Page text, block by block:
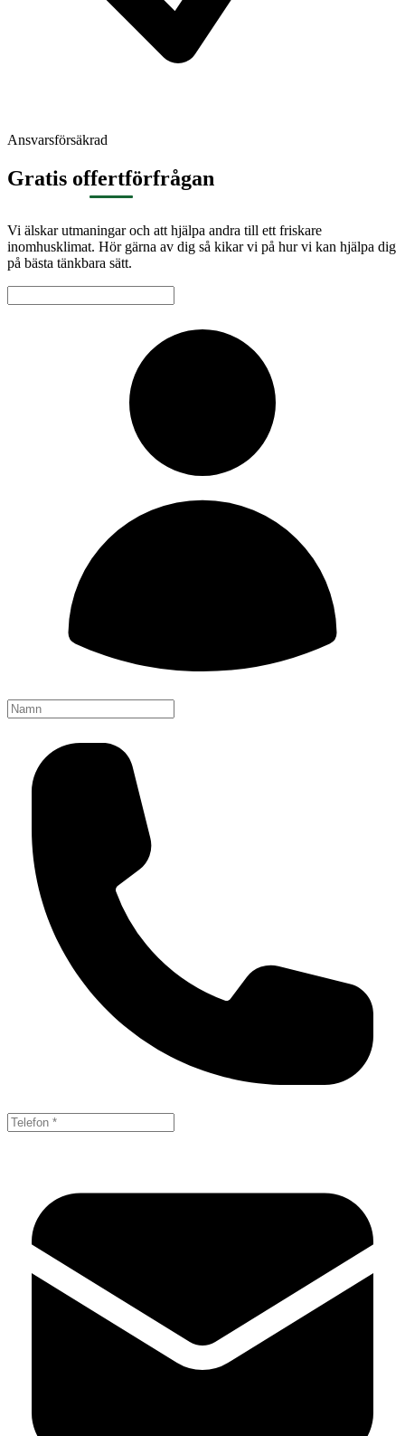
Ansvarsförsäkrad
Gratis offertförfrågan
Vi älskar utmaningar och att hjälpa andra till ett friskare
inomhusklimat. Hör gärna av dig så kikar vi på hur vi kan hjälpa dig
på bästa tänkbara sätt.